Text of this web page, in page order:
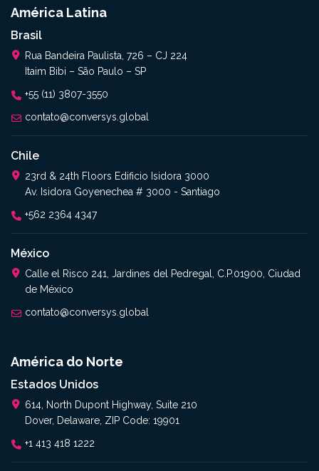
América Latina
Brasil
Rua Bandeira Paulista, 726 – CJ 224
Itaim Bibi – São Paulo – SP
+55 (11) 3807-3550
contato@conversys.global
Chile
23rd & 24th Floors Edificio Isidora 3000
Av. Isidora Goyenechea # 3000 - Santiago
+562 2364 4347​
México
Calle el Risco 241, Jardines del Pedregal, C.P.01900, Ciudad
de México
contato@conversys.global
América do Norte
Estados Unidos
614, North Dupont Highway, Suite 210
Dover, Delaware, ZIP Code: 19901
+1 413 418 1222